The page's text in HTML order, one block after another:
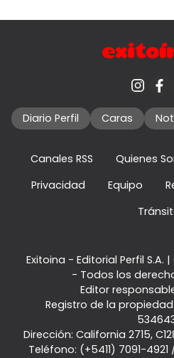
Diario Perfil Caras
Canales RSS Quienes
Privacidad
Equipo
Exitoina - Editorial Perfil S.A. |
- Todos los
Editor
Registro de la
Dirección: California 2715,
Teléfono: (+5411) 7091-4921